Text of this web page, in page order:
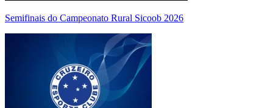
Semifinais do Campeonato Rural Sicoob 2026